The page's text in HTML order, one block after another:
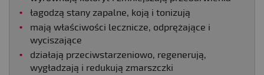
łagodzą stany zapalne, koją i tonizują
mają właściwości lecznicze, odprężające i
wyciszające
działają przeciwstarzeniowo, regenerują,
wygładzają i redukują zmarszczki